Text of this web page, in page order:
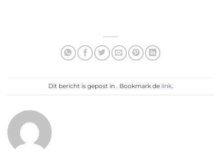
Dit bericht is gepost in . Bookmark de link.